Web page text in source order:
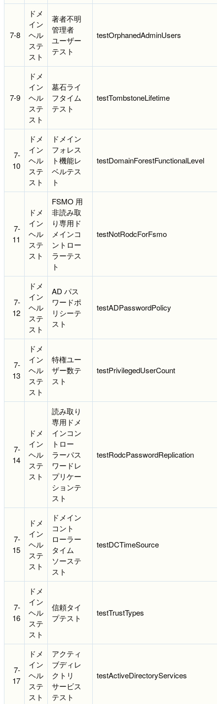
7-8
ドメ
イン
ヘル
ステ
スト
著者不明
管理者
ユーザー
テスト
testOrphanedAdminUsers
7-9
ドメ
イン
ヘル
ステ
スト
墓石ライ
フタイム
テスト
testTombstoneLifetime
7-
10
ドメ
イン
ヘル
ステ
スト
ドメイン
フォレス
ト機能レ
ベルテス
ト
testDomainForestFunctionalLevel
7-
11
ドメ
イン
ヘル
ステ
スト
FSMO 用
非読み取
り専用ド
メインコ
ントロー
ラーテス
ト
testNotRodcForFsmo
7-
12
ドメ
イン
ヘル
ステ
スト
AD パス
ワードポ
リシーテ
スト
testADPasswordPolicy
7-
13
ドメ
イン
ヘル
ステ
スト
特権ユー
ザー数テ
スト
testPrivilegedUserCount
7-
14
ドメ
イン
ヘル
ステ
スト
読み取り
専用ドメ
インコン
トロー
ラーパス
ワードレ
プリケー
ションテ
スト
testRodcPasswordReplication
7-
15
ドメ
イン
ヘル
ステ
スト
ドメイン
コント
ローラー
タイム
ソーステ
スト
testDCTimeSource
7-
16
ドメ
イン
ヘル
ステ
スト
信頼タイ
プテスト
testTrustTypes
7-
17
ドメ
イン
ヘル
ステ
スト
アクティ
ブディレ
クトリ
サービス
テスト
testActiveDirectoryServices